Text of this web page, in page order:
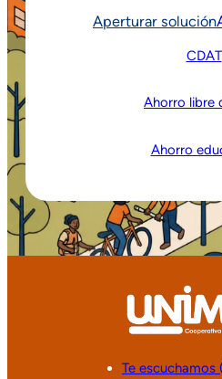
Aperturar solución
CDAT
Ahorro libre
Ahorro
Te escuchamos